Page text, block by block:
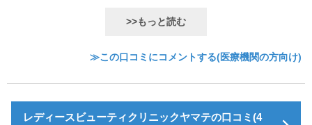
>>もっと読む
≫この口コミにコメントする(医療機関の方向け)
レディースビューティクリニックヤマテの口コミ(4